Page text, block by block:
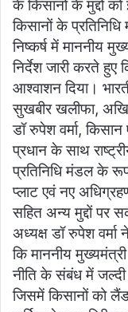
के किसानों के मुद्दों
किसानों के
निष्कर्ष में माननीय
निर्देश जारी करते हुए
आश्वाशन दिया।
सुखबीर खलीफा,
डॉ रुपेश वर्मा,
प्रधान के साथ
प्रतिनिधि मंडल के
प्लाट एवं नए
सहित अन्य मुद्दों पर
अध्यक्ष डॉ रुपेश
कि माननीय
नीति के संबंध में
जिसमें किसानों को